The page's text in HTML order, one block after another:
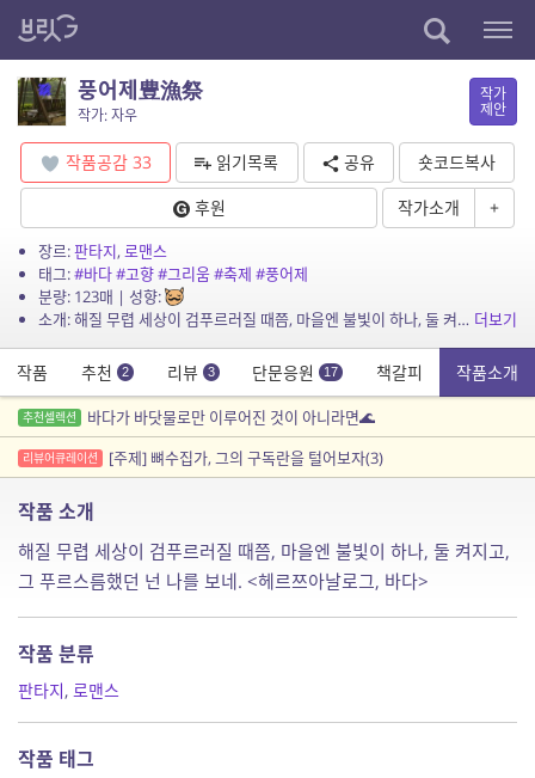
풍어제豊漁祭
작가: 자우
작가
제안
작품공감 33 읽기목록 공유
숏코드복사
후원
작가소개 +
장르:판타지,로맨스
태그:#바다#고향#그리움#축제 #풍어제
분량: 123매 | 성향:
소개: 해질 무렵 세상이 검푸르러질 때쯤, 마을엔 불빛이 하나, 둘 켜지고, 그 푸르스름했던 넌 나를 보네. <헤르쯔아날로그, 바다> 더보기
작품 추천 2 리뷰 3 단문응원 17 책갈피 작품소개
추천셀렉션 바다가 바닷물로만 이루어진 것이 아니라면🌊
리뷰어큐레이션 [주제] 뼈수집가, 그의 구독란을 털어보자(3)
작품 소개
해질 무렵 세상이 검푸르러질 때쯤, 마을엔 불빛이 하나, 둘 켜지고,
그 푸르스름했던 넌 나를 보네. <헤르쯔아날로그, 바다>
작품 분류
판타지, 로맨스
작품 태그